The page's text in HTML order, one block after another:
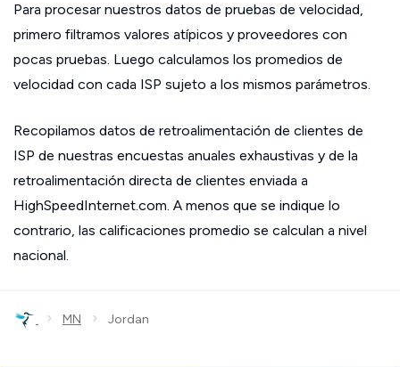
Para procesar nuestros datos de pruebas de velocidad,
primero filtramos valores atípicos y proveedores con
pocas pruebas. Luego calculamos los promedios de
velocidad con cada ISP sujeto a los mismos parámetros.
Recopilamos datos de retroalimentación de clientes de
ISP de nuestras encuestas anuales exhaustivas y de la
retroalimentación directa de clientes enviada a
HighSpeedInternet.com. A menos que se indique lo
contrario, las calificaciones promedio se calculan a nivel
nacional.
› MN › Jordan